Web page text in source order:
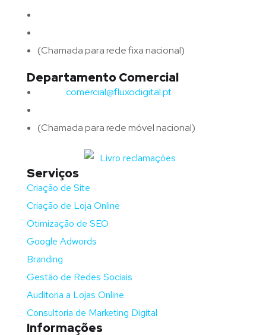
(Chamada para rede fixa nacional)
Departamento Comercial
comercial@fluxodigital.pt
(Chamada para rede móvel nacional)
Serviços
Criação de Site
Criação de Loja Online
Otimização de SEO
Google Adwords
Branding
Gestão de Redes Sociais
Auditoria a Lojas Online
Consultoria de Marketing Digital
Informações